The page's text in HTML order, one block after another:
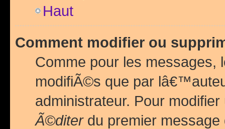
Haut
Comment modifier ou
Comme pour les messages,
modifiÃ©s que par
administrateur. Pour
Ã©diterdu premier